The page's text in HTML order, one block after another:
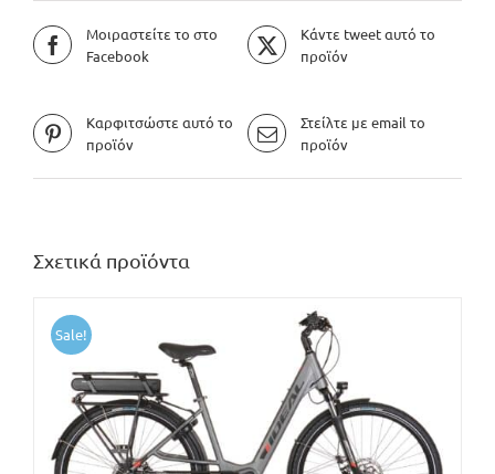
Μοιραστείτε το στο
Facebook
Κάντε tweet αυτό το
προϊόν
Καρφιτσώστε αυτό το
προϊόν
Στείλτε με email το
προϊόν
Σχετικά προϊόντα
Sale!